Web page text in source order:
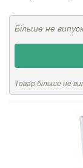
Більше не
Товар більше не